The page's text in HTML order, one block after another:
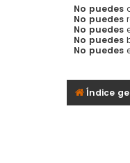
No puedes
No puedes
No puedes
No puedes
No puedes
Índice